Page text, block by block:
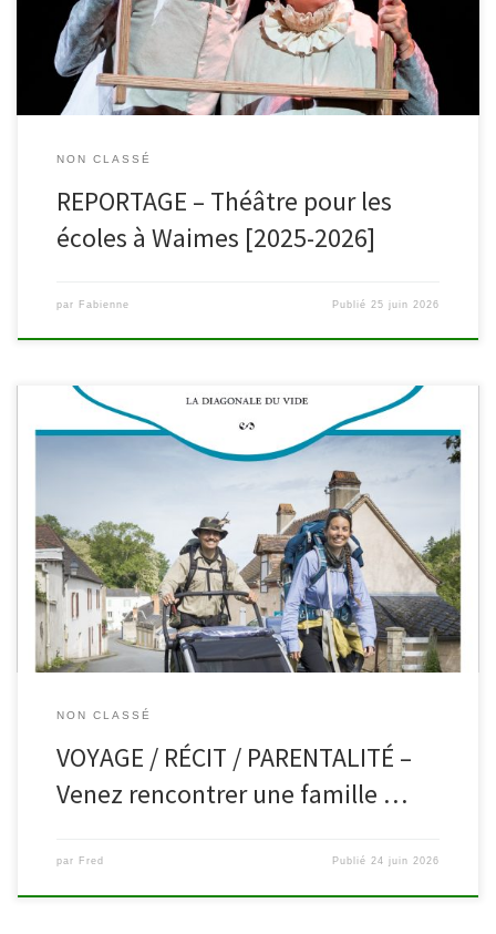
Commune de […]
NON CLASSÉ
REPORTAGE – Théâtre pour les
écoles à Waimes [2025-2026]
par Fabienne Publié 25 juin 2026
Et si une simple marche pouvait changer une vie ? Cet été, Justine
et Romain Brès font étape à Malmedy le dimanche 19 juillet dans
le cadre de leur « diagonale du livre », un périple qui les ramène
sur les chemins empruntés lors de leur incroyable traversée de la
[…]
NON CLASSÉ
VOYAGE / RÉCIT / PARENTALITÉ –
Venez rencontrer une famille …
par Fred Publié24 juin 2026